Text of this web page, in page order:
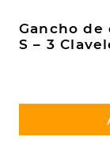
Gancho de
S – 3